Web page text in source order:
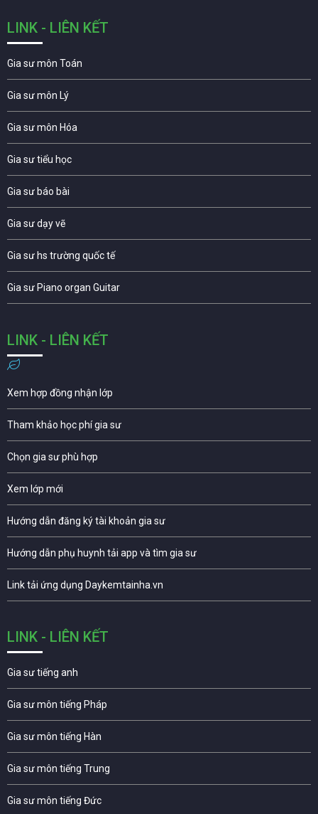
LINK - LIÊN KẾT
Gia sư môn Toán
Gia sư môn Lý
Gia sư môn Hóa
Gia sư tiểu học
Gia sư báo bài
Gia sư dạy vẽ
Gia sư hs trường quốc tế
Gia sư Piano organ Guitar
LINK - LIÊN KẾT
Xem hợp đồng nhận lớp
Tham khảo học phí gia sư
Chọn gia sư phù hợp
Xem lớp mới
Hướng dẫn đăng ký tài khoản gia sư
Hướng dẫn phụ huynh tải app và tìm gia sư
Link tải ứng dụng Daykemtainha.vn
LINK - LIÊN KẾT
Gia sư tiếng anh
Gia sư môn tiếng Pháp
Gia sư môn tiếng Hàn
Gia sư môn tiếng Trung
Gia sư môn tiếng Đức